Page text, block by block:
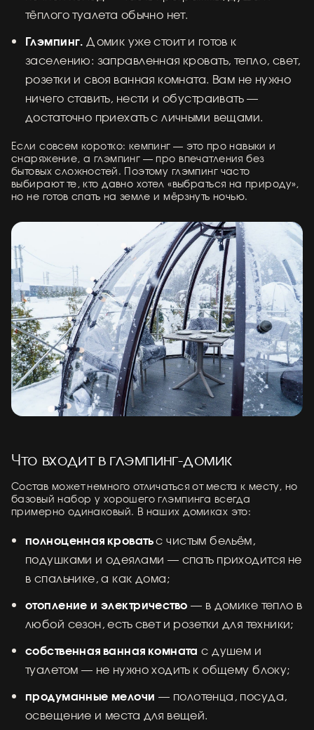
тёплого туалета обычно нет.
Глэмпинг. Домик уже стоит и готов к
заселению: заправленная кровать, тепло, свет,
розетки и своя ванная комната. Вам не нужно
ничего ставить, нести и обустраивать —
достаточно приехать с личными вещами.
Если совсем коротко: кемпинг — это про навыки и
снаряжение, а глэмпинг — про впечатления без
бытовых сложностей. Поэтому глэмпинг часто
выбирают те, кто давно хотел «выбраться на природу»,
но не готов спать на земле и мёрзнуть ночью.
Что входит в глэмпинг-домик
Состав может немного отличаться от места к месту, но
базовый набор у хорошего глэмпинга всегда
примерно одинаковый. В наших домиках это:
полноценная кроватьс чистым бельём,
подушками и одеялами — спать приходится не
в спальнике, а как дома;
отопление и электричество — в домике тепло в
любой сезон, есть свет и розетки для техники;
собственная ванная комната с душем и
туалетом — не нужно ходить к общему блоку;
продуманные мелочи — полотенца, посуда,
освещение и места для вещей.